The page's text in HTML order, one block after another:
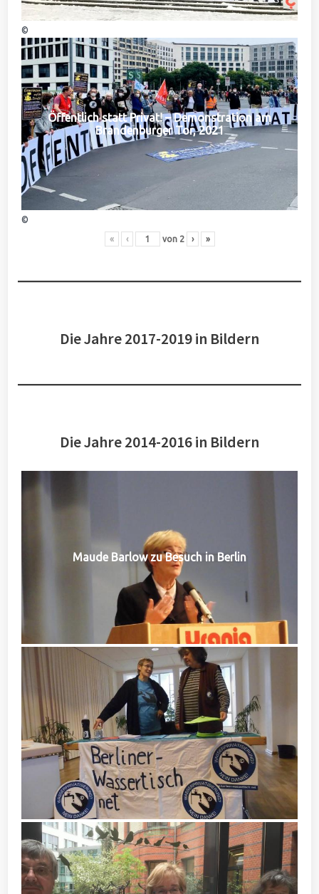
©
Öffentlich statt Privat! – Demonstration am
Brandenburger Tor, 2021
©
« ‹ von 2 › »
Die Jahre 2017-2019 in Bildern
Die Jahre 2014-2016 in Bildern
Maude Barlow zu Besuch in Berlin